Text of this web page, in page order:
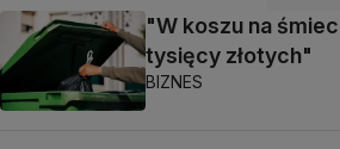
"W koszu na
tysięcy złotych"
BIZNES